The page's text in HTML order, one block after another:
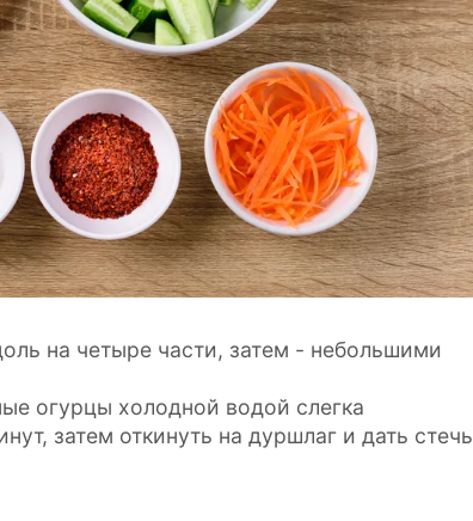
на четыре части, затем - небольшими
огурцы холодной водой слегка
затем откинуть на дуршлаг и дать стечь